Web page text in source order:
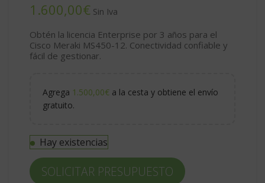
€
Obtén la licencia Enterprise por 3 años para el
Cisco Meraki MS450-12. Conectividad confiable y
fácil de gestionar.
Agrega 1.500,00€ a la cesta y obtiene el envío
gratuito.
Hay existencias
SOLICITAR PRESUPUESTO